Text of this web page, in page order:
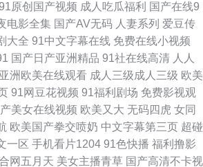
99免费99操 国产天天骚 欧日高清视频 日韩午夜
京热AV激情 黑料网制服丝袜 六月婷婷加勒比 欧
拍第一页 99热九九这里 超碰在线视屏 国产高清在
人人干 成人永久免费 激情午夜AV 蜜桃视频在线
夜擼映画 91很很爱 成人av香蕉 激情综合网淫淫网
91原创国产视频 成人吃瓜福利 国产在线9
电影全集 国产AV无码 人妻系列 爱豆传
大全 91中文字幕在线 免费在线小视频
国产日产亚洲精品 91社在线高清 人人
亚洲欧美在线观看 成人三级成人三级 欧美
91网豆花视频 91福利剧场 免费影视观
美女在线视频 欧美又大 无码四虎 女同
欧美国产拳交喷奶 中文字幕第三页 超碰
一区 手机看片1204 91色快播 福利撸影
网五月天 美女主播青草 国产高清不卡视